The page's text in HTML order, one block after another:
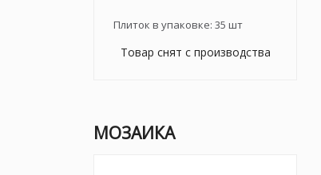
Плиток в упаковке: 35 шт
Товар снят с производства
МОЗАИКА